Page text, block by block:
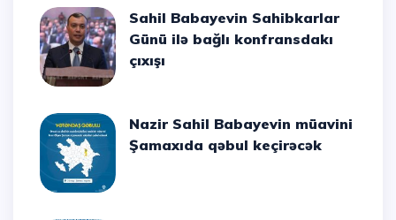
Sahil Babayevin Sahibkarlar
Günü ilə bağlı konfransdakı
çıxışı
Nazir Sahil Babayevin müavini
Şamaxıda qəbul keçirəcək